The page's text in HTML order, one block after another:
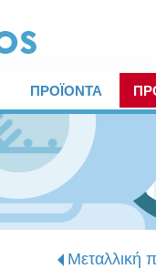
ΠΡΟΪΟΝΤΑ
Μεταλλική